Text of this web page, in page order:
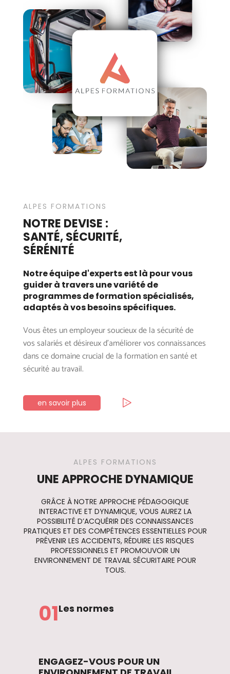
ALPES FORMATIONS
NOTRE DEVISE :
SANTÉ, SÉCURITÉ,
SÉRÉNITÉ
Notre équipe d'experts est là pour vous
guider à travers une variété de
programmes de formation spécialisés,
adaptés à vos besoins spécifiques.
Vous êtes un employeur soucieux de la sécurité de
vos salariés et désireux d’améliorer vos connaissances
dans ce domaine crucial de la formation en santé et
sécurité au travail.
en savoir plus
ALPES FORMATIONS
UNE APPROCHE DYNAMIQUE
GRÂCE À NOTRE APPROCHE PÉDAGOGIQUE
INTERACTIVE ET DYNAMIQUE, VOUS AUREZ LA
POSSIBILITÉ D’ACQUÉRIR DES CONNAISSANCES
PRATIQUES ET DES COMPÉTENCES ESSENTIELLES POUR
PRÉVENIR LES ACCIDENTS, RÉDUIRE LES RISQUES
PROFESSIONNELS ET PROMOUVOIR UN
ENVIRONNEMENT DE TRAVAIL SÉCURITAIRE POUR
TOUS.
01Les normes
ENGAGEZ-VOUS POUR UN